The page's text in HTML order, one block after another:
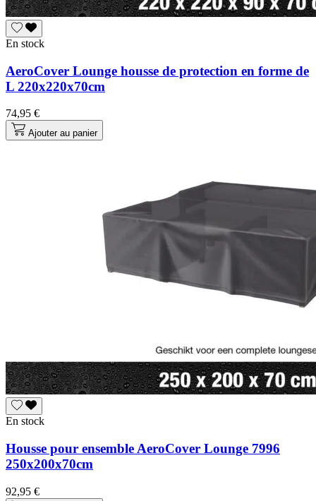
En stock
AeroCover Lounge housse de protection en forme de
L 220x220x70cm
74,95 €
Ajouter au panier
En stock
Housse pour ensemble AeroCover Lounge 7996
250x200x70cm
92,95 €